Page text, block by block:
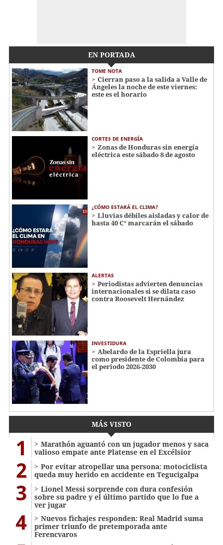
EN PORTADA
TOME NOTA
Cierran paso a la salida a Valle de
Ángeles la noche de este viernes:
este es el horario
CORTES DE ENERGÍA
Zonas de Honduras sin energía
eléctrica este sábado 8 de agosto
¿CÓMO ESTARÁ EL CLIMA?
Lluvias débiles aisladas y calor de
hasta 40 C° marcarán el sábado
ALERTAS
Periodistas advierten denuncias
internacionales si se dilata caso
contra Roosevelt Hernández
INVESTIDURA
Abelardo de la Espriella jura
como presidente de Colombia para
el periodo 2026-2030
MÁS VISTO
1
Marathón aguantó con un jugador menos y saca
valioso empate ante Platense en el Excélsior
2
Por evitar atropellar una persona: motociclista
queda muy herido en accidente en Tegucigalpa
3
Lionel Messi sorprende con dura confesión
sobre su padre y el último partido que lo fue a
ver jugar
4
Nuevos fichajes responden: Real Madrid suma
primer triunfo de pretemporada ante
Ferencvaros